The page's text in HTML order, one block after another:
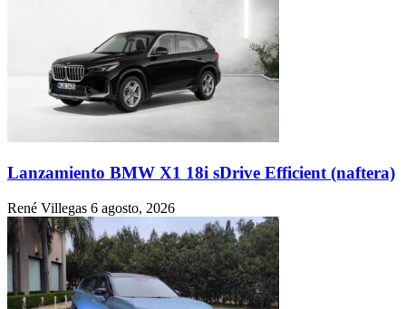
Lanzamiento BMW X1 18i sDrive Efficient (naftera)
René Villegas 6 agosto, 2026